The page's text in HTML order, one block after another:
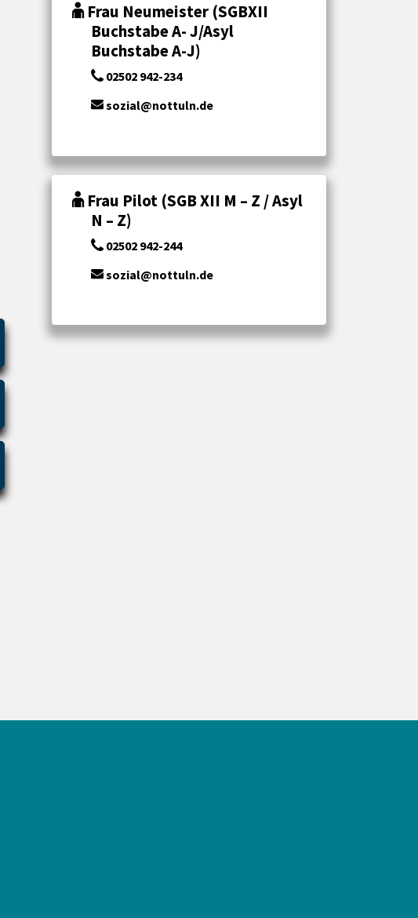
Frau Neumeister (SGBXII
Buchstabe A- J/Asyl
Buchstabe A-J)
02502 942-234
sozial@nottuln.de
Frau Pilot (SGB XII M – Z / Asyl
N – Z)
02502 942-244
sozial@nottuln.de